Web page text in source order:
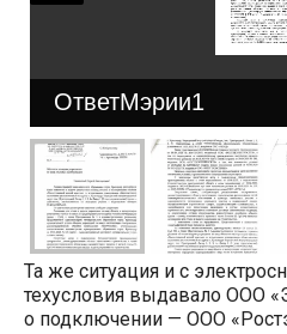
ОтветМэрии1
Та же ситуация и с
техусловия выдавало ООО
о подключении — ООО